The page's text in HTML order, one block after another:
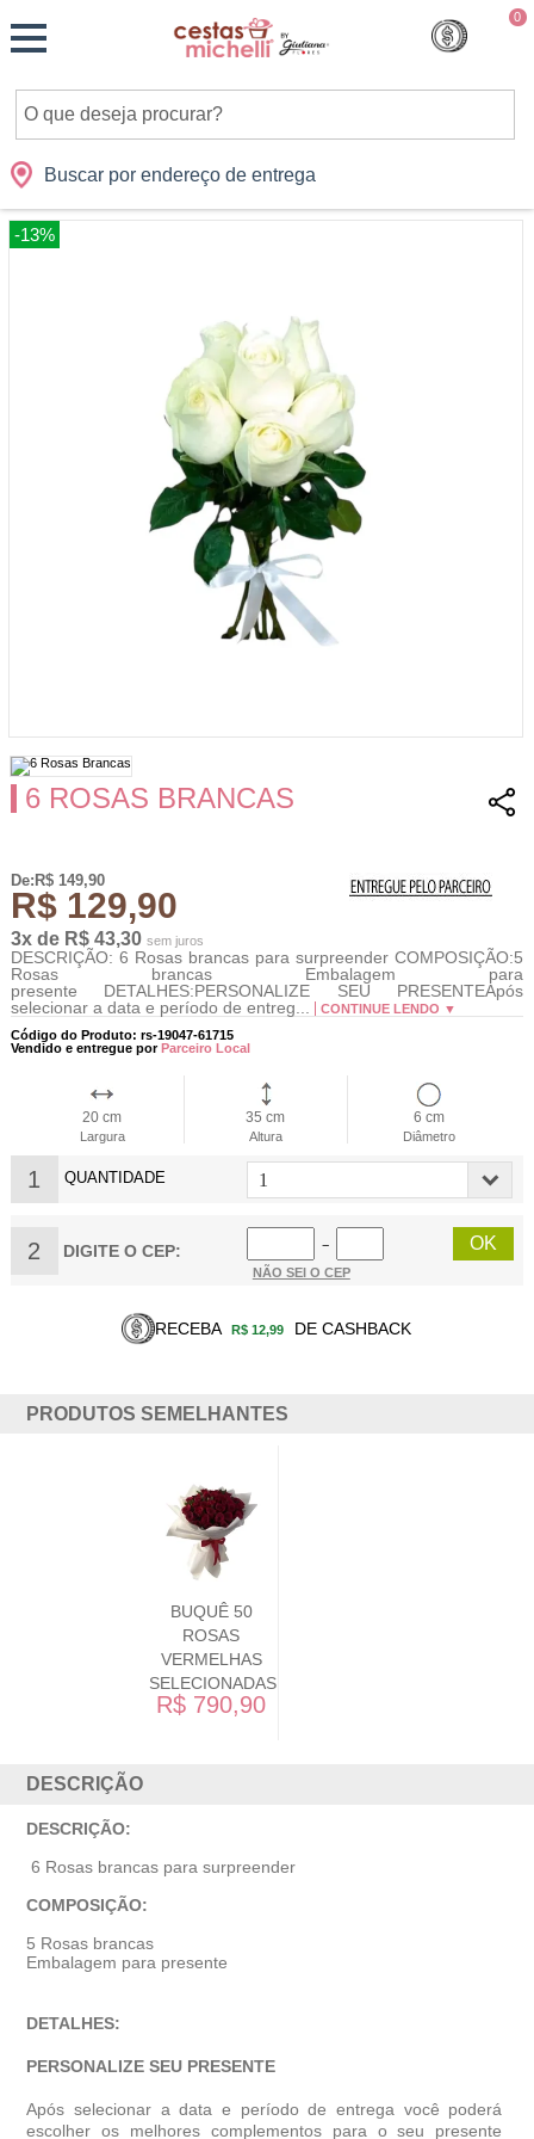
0
Buscar por endereço de entrega
Cidades Presentes Datas Shopping
Monte
sua
-13%
6 ROSAS BRANCAS
De:R$ 149,90
R$ 129,90
3x de R$ 43,30 sem juros
DESCRIÇÃO: 6 Rosas brancas para surpreender COMPOSIÇÃO:5
Rosas brancas Embalagem para
presente DETALHES:PERSONALIZE SEU PRESENTEApós
selecionar a data e período de entreg...
CONTINUE LENDO ▼
Código do Produto: rs-19047-61715
Vendido e entregue porParceiro Local
20 cm
Largura
35 cm
Altura
6 cm
Diâmetro
1 QUANTIDADE
2 DIGITE O CEP:
−
NÃO SEI O CEP
RECEBA R$ 12,99 DE CASHBACK
PRODUTOS SEMELHANTES
DESCRIÇÃO
DESCRIÇÃO:
6 Rosas brancas para surpreender
COMPOSIÇÃO:
5 Rosas brancas
Embalagem para presente
DETALHES:
PERSONALIZE SEU PRESENTE
Após selecionar a data e período de entrega você poder
escolher os melhores complementos para o seu presente